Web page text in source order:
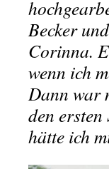
Becker
Corinna.
wenn ich
Dann war
den
hätte ich